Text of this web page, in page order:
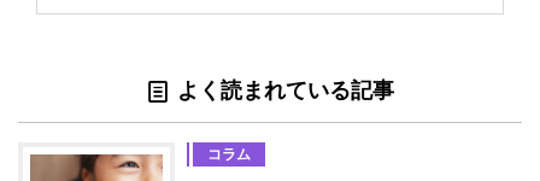
よく読まれている記事
コラム